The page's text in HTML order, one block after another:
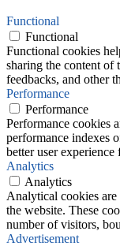
Functional
Functional
Functional cookies
sharing the content of
feedbacks, and other
Performance
Performance
Performance cookies
performance indexes
better user experience
Analytics
Analytics
Analytical cookies
the website. These
number of visitors,
Advertisement